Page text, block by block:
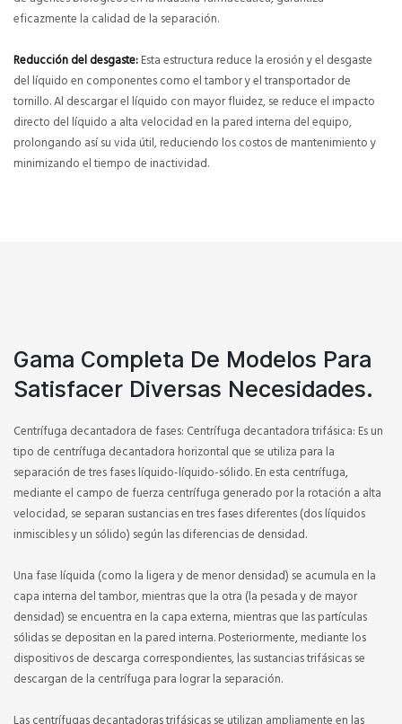
eficazmente la calidad de la separación.
Reducción del desgaste:Esta estructura reduce la erosión y el desgaste
del líquido en componentes como el tambor y el transportador de
tornillo. Al descargar el líquido con mayor fluidez, se reduce el impacto
directo del líquido a alta velocidad en la pared interna del equipo,
prolongando así su vida útil, reduciendo los costos de mantenimiento y
minimizando el tiempo de inactividad.
Gama Completa De Modelos Para
Satisfacer Diversas Necesidades.
Centrífuga decantadora de fases: Centrífuga decantadora trifásica: Es un
tipo de centrífuga decantadora horizontal que se utiliza para la
separación de tres fases líquido-líquido-sólido. En esta centrífuga,
mediante el campo de fuerza centrífuga generado por la rotación a alta
velocidad, se separan sustancias en tres fases diferentes (dos líquidos
inmiscibles y un sólido) según las diferencias de densidad.
Una fase líquida (como la ligera y de menor densidad) se acumula en la
capa interna del tambor, mientras que la otra (la pesada y de mayor
densidad) se encuentra en la capa externa, mientras que las partículas
sólidas se depositan en la pared interna. Posteriormente, mediante los
dispositivos de descarga correspondientes, las sustancias trifásicas se
descargan de la centrífuga para lograr la separación.